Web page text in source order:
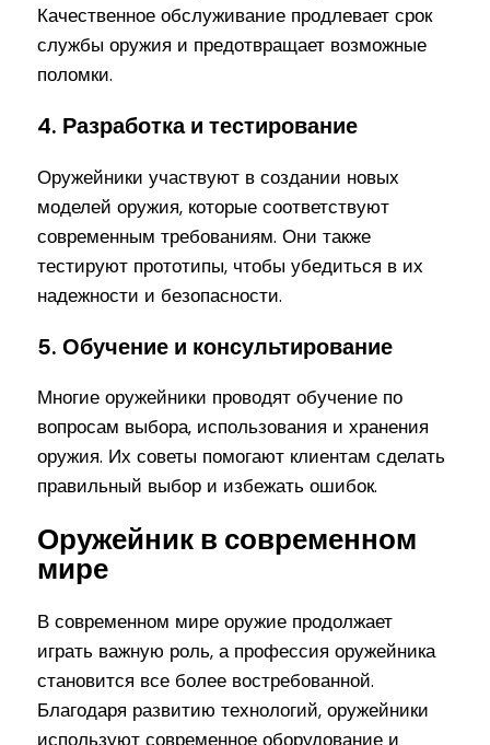
Качественное обслуживание продлевает срок
службы оружия и предотвращает возможные
поломки.
4. Разработка и тестирование
Оружейники участвуют в создании новых
моделей оружия, которые соответствуют
современным требованиям. Они также
тестируют прототипы, чтобы убедиться в их
надежности и безопасности.
5. Обучение и консультирование
Многие оружейники проводят обучение по
вопросам выбора, использования и хранения
оружия. Их советы помогают клиентам сделать
правильный выбор и избежать ошибок.
Оружейник в современном
мире
В современном мире оружие продолжает
играть важную роль, а профессия оружейника
становится все более востребованной.
Благодаря развитию технологий, оружейники
используют современное оборудование и